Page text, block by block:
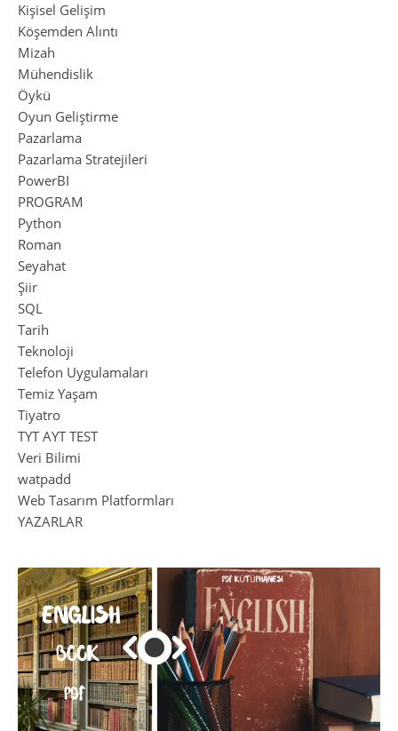
Kişisel Gelişim
Köşemden Alıntı
Mizah
Mühendislik
Öykü
Oyun Geliştirme
Pazarlama
Pazarlama Stratejileri
PowerBI
PROGRAM
Python
Roman
Seyahat
Şiir
SQL
Tarih
Teknoloji
Telefon Uygulamaları
Temiz Yaşam
Tiyatro
TYT AYT TEST
Veri Bilimi
watpadd
Web Tasarım Platformları
YAZARLAR